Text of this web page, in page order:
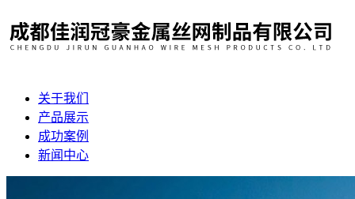
关于我们
产品展示
成功案例
新闻中心